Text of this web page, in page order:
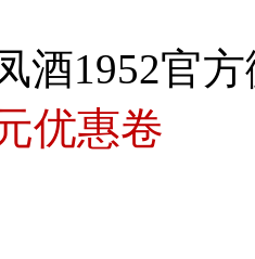
酒1952官
优惠卷